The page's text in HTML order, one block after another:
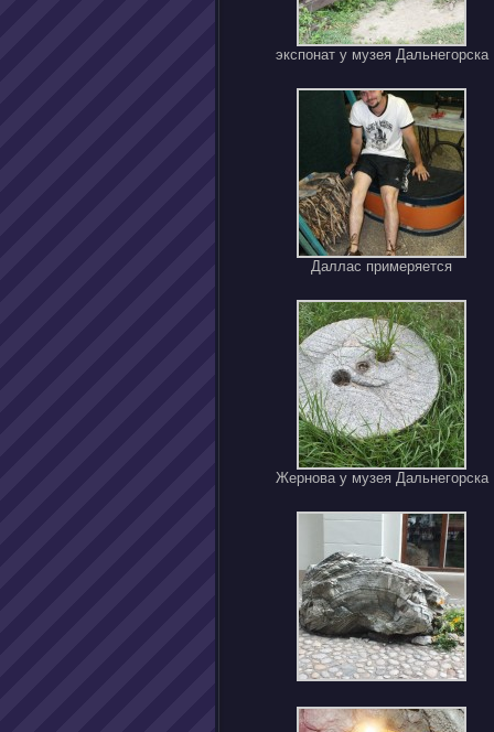
экспонат у музея Дальнегорска
Даллас примеряется
Жернова у музея Дальнегорска